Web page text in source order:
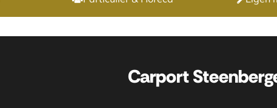
Onze
Carport